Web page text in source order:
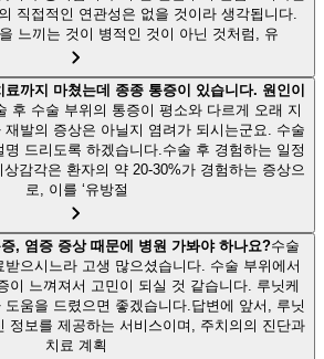
직접적인 연관성은 없을 것이라 생각됩니다.
느끼는 것이 병적인 것이 아닌 것처럼, 유
까지 마쳤는데 종종 통증이 있습니다. 원인이
후 수술 부위의 통증이 평소와 다르게 오래 지
발의 증상은 아닐지 염려가 되시는군요. 수술
드리도록 하겠습니다.수술 후 경험하는 일정
감각은 환자의 약 20-30%가 경험하는 증상으
로, 이를 ‘유방절
, 염증 증상 때문에 병원 가봐야 하나요?수술
으시느라 고생 많으셨습니다. 수술 부위에서
이 느껴져서 고민이 되실 것 같습니다. 루닛케
움을 드렸으면 좋겠습니다.답변에 앞서, 루닛
정보를 제공하는 서비스이며, 주치의의 진단과
치료 계획